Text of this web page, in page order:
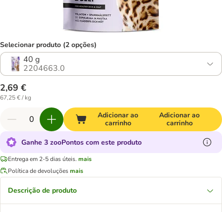
Selecionar produto (2 opções)
40 g
2204663.0
2,69 €
67,25 € / kg
Adicionar ao
carrinho
Adicionar ao
carrinho
Ganhe 3 zooPontos com este produto
Entrega em 2-5 dias úteis. mais
Política de devoluçõesmais
Descrição de produto